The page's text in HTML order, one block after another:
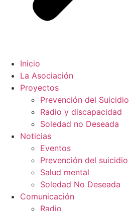
Inicio
La Asociación
Proyectos
Prevención del Suicidio
Radio y discapacidad
Soledad no Deseada
Noticias
Eventos
Prevención del suicidio
Salud mental
Soledad No Deseada
Comunicación
Radio